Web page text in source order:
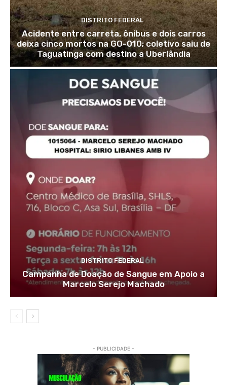
DISTRITO FEDERAL
Acidente entre carreta, ônibus e dois carros
deixa cinco mortos na GO-010; coletivo saiu de
Taguatinga com destino a Uberlândia
DISTRITO FEDERAL
Campanha de Doação de Sangue em Apoio a
Marcelo Serejo Machado
- PUBLICIDADE -